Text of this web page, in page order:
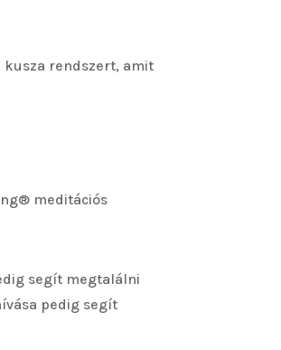
rendszert, amit
meditációs
segít megtalálni
pedig segít